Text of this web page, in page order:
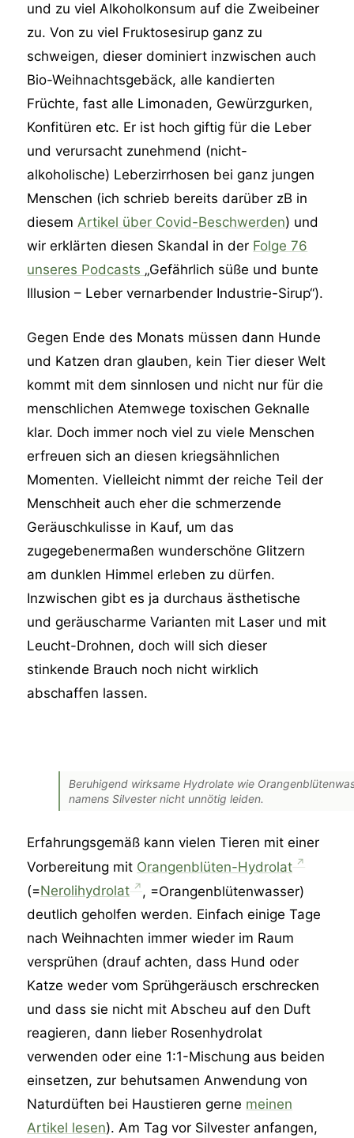
und zu viel Alkoholkonsum auf die Zweibeiner
zu. Von zu viel Fruktosesirup ganz zu
schweigen, dieser dominiert inzwischen auch
Bio-Weihnachtsgebäck, alle kandierten
Früchte, fast alle Limonaden, Gewürzgurken,
Konfitüren etc. Er ist hoch giftig für die Leber
und verursacht zunehmend (nicht-
alkoholische) Leberzirrhosen bei ganz jungen
Menschen (ich schrieb bereits darüber zB in
diesemArtikel über Covid-Beschwerden) und
wir erklärten diesen Skandal in der Folge 76
unseres Podcasts „Gefährlich süße und bunte
Illusion – Leber vernarbender Industrie-Sirup“).
Gegen Ende des Monats müssen dann Hunde
und Katzen dran glauben, kein Tier dieser Welt
kommt mit dem sinnlosen und nicht nur für die
menschlichen Atemwege toxischen Geknalle
klar. Doch immer noch viel zu viele Menschen
erfreuen sich an diesen kriegsähnlichen
Momenten. Vielleicht nimmt der reiche Teil der
Menschheit auch eher die schmerzende
Geräuschkulisse in Kauf, um das
zugegebenermaßen wunderschöne Glitzern
am dunklen Himmel erleben zu dürfen.
Inzwischen gibt es ja durchaus ästhetische
und geräuscharme Varianten mit Laser und mit
Leucht-Drohnen, doch will sich dieser
stinkende Brauch noch nicht wirklich
abschaffen lassen.
Beruhigend wirksame Hydrolate wie
namens Silvester nicht unnötig leiden.
Erfahrungsgemäß kann vielen Tieren mit einer
Vorbereitung mit Orangenblüten-Hydrolat
(=Nerolihydrolat
, =Orangenblütenwasser)
deutlich geholfen werden. Einfach einige Tage
nach Weihnachten immer wieder im Raum
versprühen (drauf achten, dass Hund oder
Katze weder vom Sprühgeräusch erschrecken
und dass sie nicht mit Abscheu auf den Duft
reagieren, dann lieber Rosenhydrolat
verwenden oder eine 1:1-Mischung aus beiden
einsetzen, zur behutsamen Anwendung von
Naturdüften bei Haustieren gerne meinen
Artikel lesen). Am Tag vor Silvester anfangen,